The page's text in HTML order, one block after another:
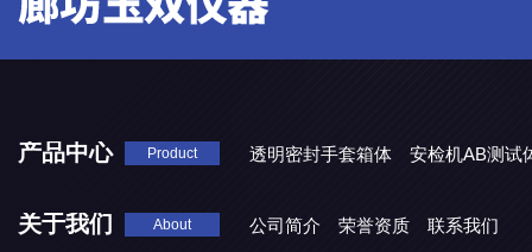
产品中心 Product 透明密封手套箱体 安检机AB测试
关于我们 About 公司简介 荣誉资质 联系我们